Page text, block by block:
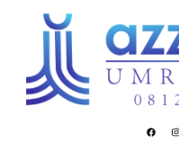
Azzamku